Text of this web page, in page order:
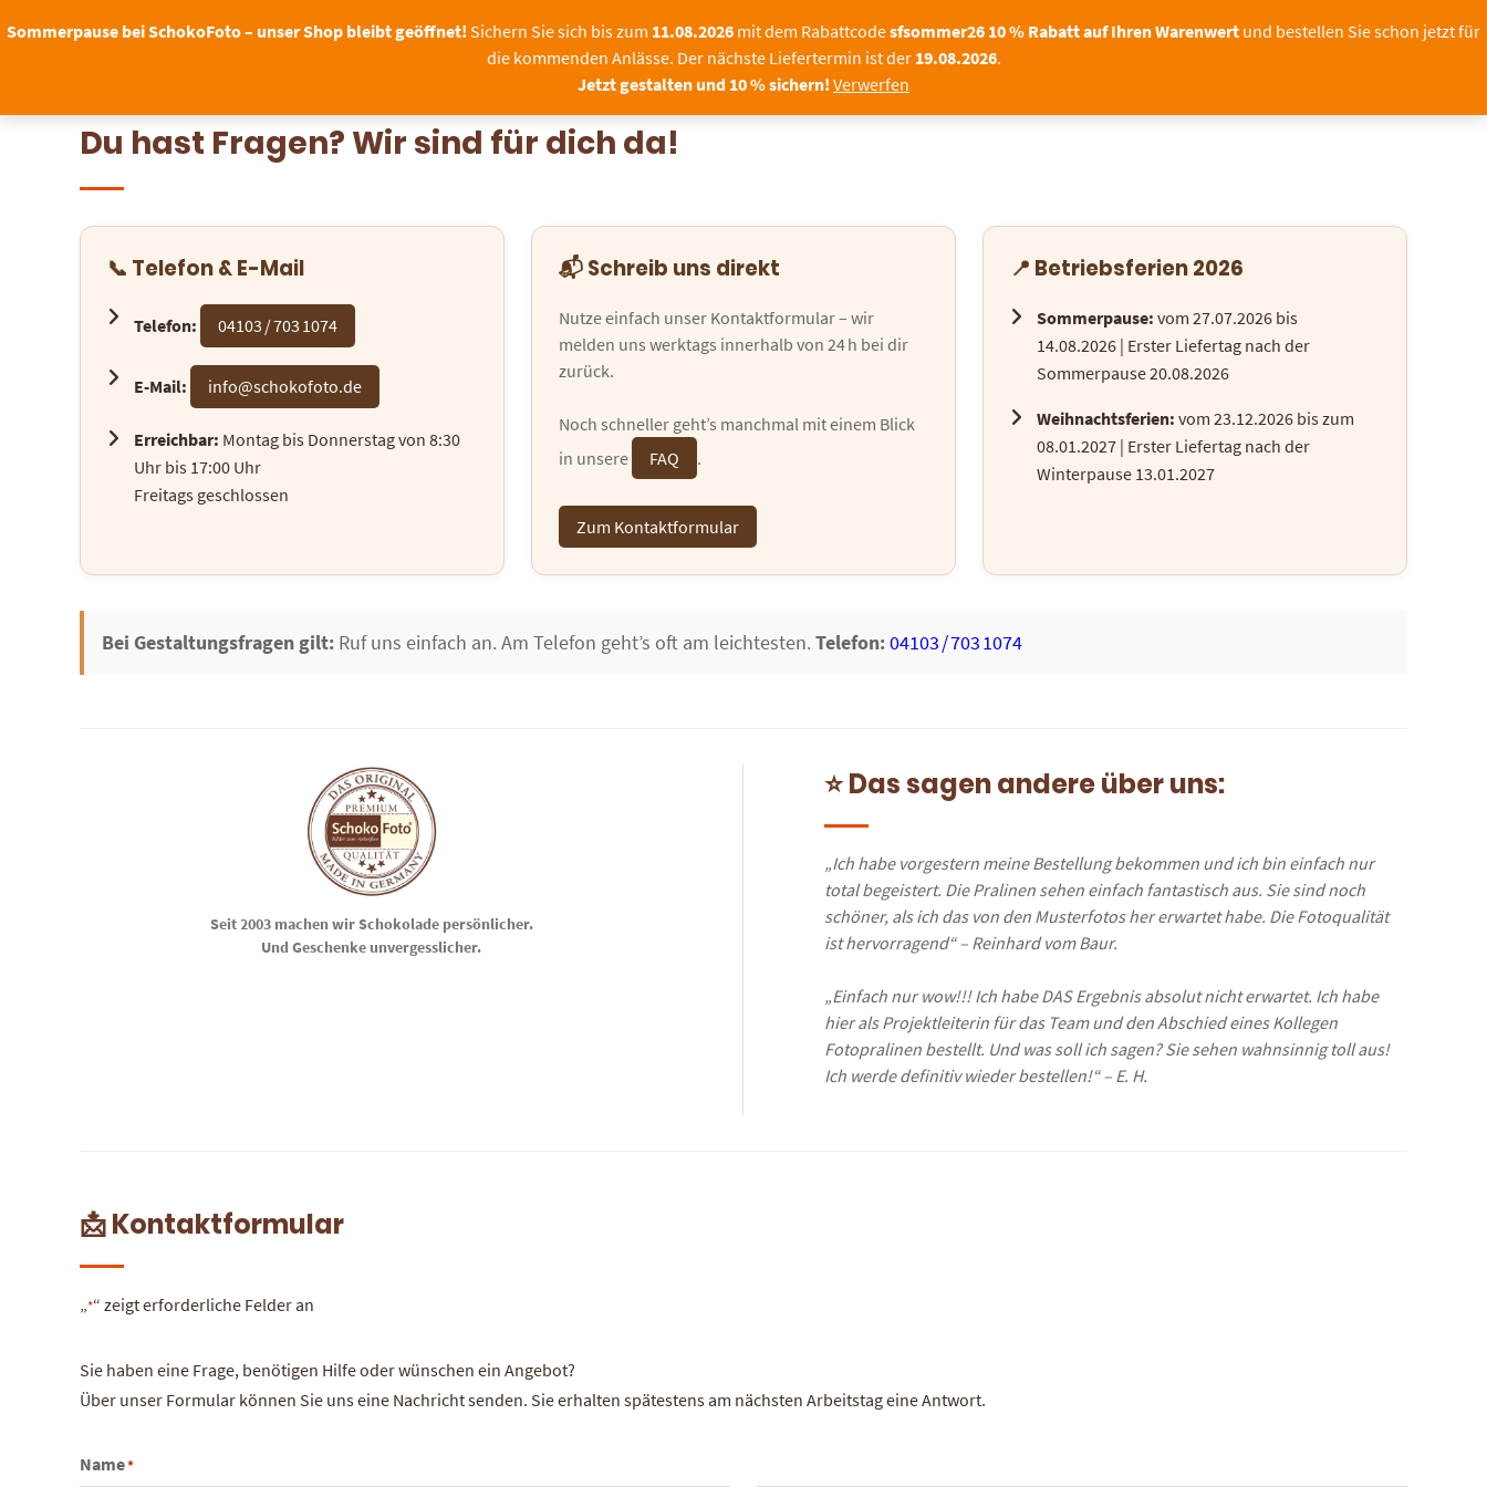
Sommerpause bei SchokoFoto – unser Shop bleibt geöffnet!Sichern Sie sich bis zum 11.08.2026 mit dem Rabattcodesfsommer26 10 % Rabatt auf Ihren Warenwert und bestellen Sie schon jetzt für
die kommenden Anlässe. Der nächste Liefertermin ist der 19.08.2026.
Jetzt gestalten und 10 % sichern!Verwerfen
Sie
Sichern Sie sich bis zum
B2B|FIRMEN FOTOPRALINEN SCHOKOLADE MIT FOTO
Kontakt
Du hast Fragen? Wir sind für dich da!
📞 Telefon & E-Mail
Telefon: 04103 / 703 1074
E-Mail: info@schokofoto.de
Erreichbar: Montag bis Donnerstag von 8:30
Uhr bis 17:00 Uhr
Freitags geschlossen
📬 Schreib uns direkt
Nutze einfach unser Kontaktformular – wir
melden uns werktags innerhalb von 24 h bei dir
zurück.
Noch schneller geht’s manchmal mit einem Blick
in unsere
FAQ .
Zum Kontaktformular
📍 Betriebsferien 2026
Sommerpause: vom 27.07.2026 bis
14.08.2026 | Erster Liefertag nach der
Sommerpause 20.08.2026
Weihnachtsferien: vom 23.12.2026 bis zum
08.01.2027 | Erster Liefertag nach der
Winterpause 13.01.2027
Bei Gestaltungsfragen gilt:Ruf uns einfach an. Am Telefon geht’s oft am leichtesten. Telefon:04103 / 703 1074
Seit 2003 machen wir Schokolade persönlicher.
Und Geschenke unvergesslicher.
⭐ Das sagen andere über uns:
„Ich habe vorgestern meine Bestellung bekommen und ich bin einfach nur
total begeistert. Die Pralinen sehen einfach fantastisch aus. Sie sind noch
schöner, als ich das von den Musterfotos her erwartet habe. Die Fotoqualität
ist hervorragend“ – Reinhard vom Baur.
„Einfach nur wow!!! Ich habe DAS Ergebnis absolut nicht erwartet. Ich habe
hier als Projektleiterin für das Team und den Abschied eines Kollegen
Fotopralinen bestellt. Und was soll ich sagen? Sie sehen wahnsinnig toll aus!
Ich werde definitiv wieder bestellen!“ – E. H.
📩 Kontaktformular
„*“ zeigt erforderliche Felder an
Sie haben eine Frage, benötigen Hilfe oder wünschen ein Angebot?
Über unser Formular können Sie uns eine Nachricht senden. Sie erhalten spätestens am nächsten Arbeitstag eine Antwort.
Name*